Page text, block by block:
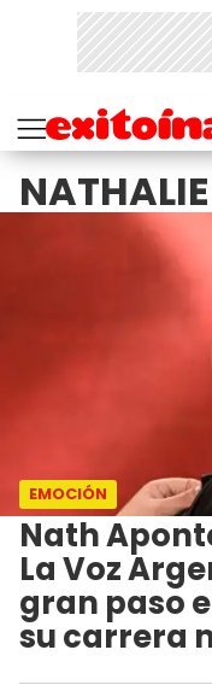
EMOCIÓN
Nath
La Voz
gran paso
su carrera